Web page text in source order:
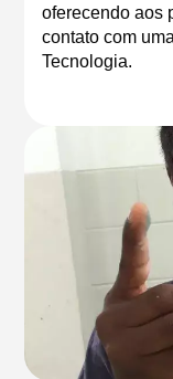
oferecendo aos
contato com
Tecnologia.